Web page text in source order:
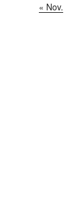
« Nov.